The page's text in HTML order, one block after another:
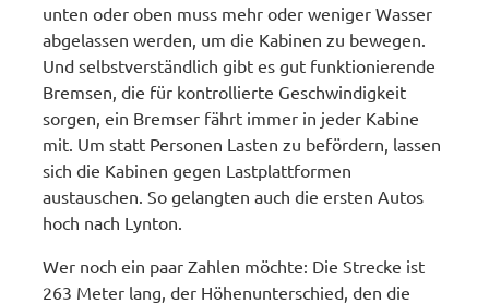
unten oder oben muss mehr oder weniger Wasser
abgelassen werden, um die Kabinen zu bewegen.
Und selbstverständlich gibt es gut funktionierende
Bremsen, die für kontrollierte Geschwindigkeit
sorgen, ein Bremser fährt immer in jeder Kabine
mit. Um statt Personen Lasten zu befördern, lassen
sich die Kabinen gegen Lastplattformen
austauschen. So gelangten auch die ersten Autos
hoch nach Lynton.
Wer noch ein paar Zahlen möchte: Die Strecke ist
263 Meter lang, der Höhenunterschied, den die